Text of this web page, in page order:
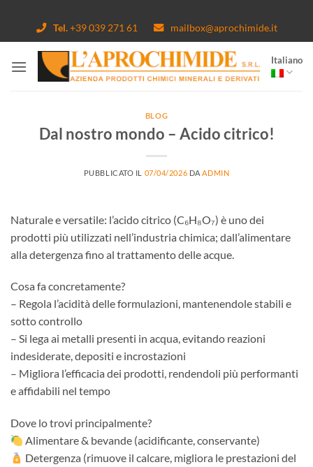
contenuti
Tel.+39 039 271 61 mailbox@aprochimide.it
Italiano
BLOG
Dal nostro mondo – Acido citrico!
PUBBLICATO IL 07/04/2026 DA ADMIN
Naturale e versatile: l’acido citrico (C₆H₈O₇) è uno dei
prodotti più utilizzati nell’industria chimica; dall’alimentare
alla detergenza fino al trattamento delle acque.
Cosa fa concretamente?
– Regola l’acidità delle formulazioni, mantenendole stabili e
sotto controllo
– Si lega ai metalli presenti in acqua, evitando reazioni
indesiderate, depositi e incrostazioni
– Migliora l’efficacia dei prodotti, rendendoli più performanti
e affidabili nel tempo
Dove lo trovi principalmente?
Alimentare & bevande (acidificante, conservante)
Detergenza (rimuove il calcare, migliora le prestazioni del